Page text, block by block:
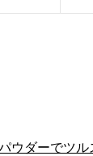
ウダーでツル